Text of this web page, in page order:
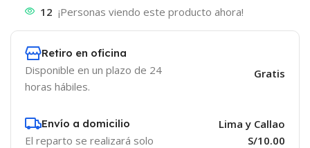
12 ¡Personas viendo este producto ahora!
Retiro en oficina
Disponible en un plazo de 24
horas hábiles.
Gratis
Envío a domicilio
El reparto se realizará solo
Lima y Callao
S/10.00